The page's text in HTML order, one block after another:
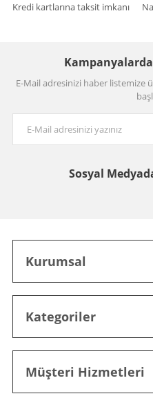
Kredi kartlarına taksit imkanı
E-Mail adresinizi haber listemize
Sosyal
Kurumsal
Kategoriler
Müşteri Hizmetleri